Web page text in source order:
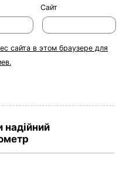
Сайт
сайта в этом браузере для
надійний